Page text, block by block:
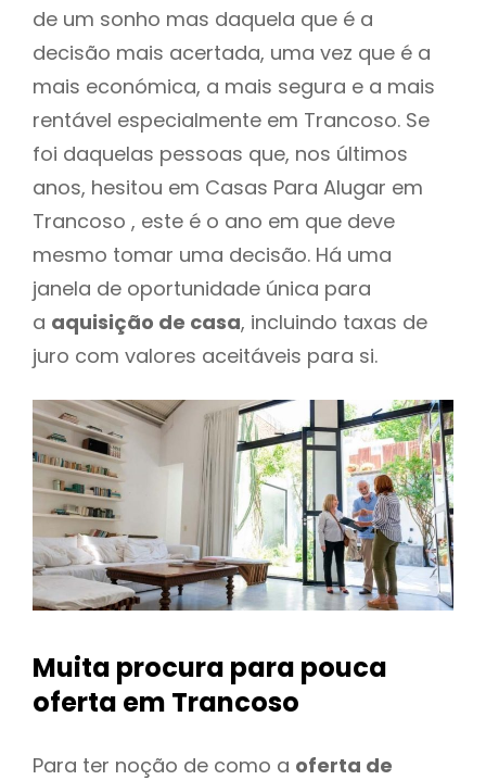
de um sonho mas daquela que é a
decisão mais acertada, uma vez que é a
mais económica, a mais segura e a mais
rentável especialmente em Trancoso. Se
foi daquelas pessoas que, nos últimos
anos, hesitou em Casas Para Alugar em
Trancoso , este é o ano em que deve
mesmo tomar uma decisão. Há uma
janela de oportunidade única para
a aquisição de casa, incluindo taxas de
juro com valores aceitáveis para si.
Muita procura para pouca
oferta em Trancoso
Para ter noção de como a oferta de